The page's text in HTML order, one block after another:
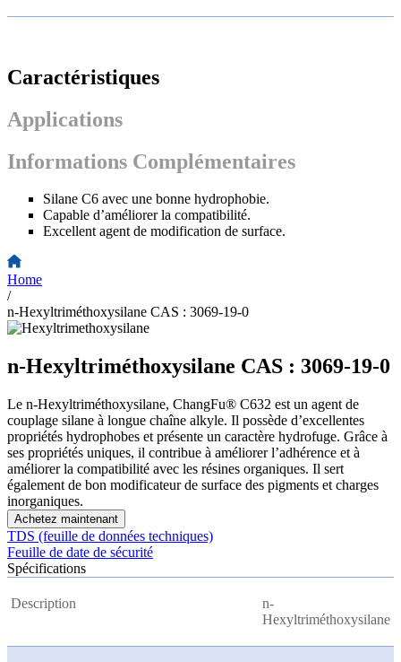
Caractéristiques
Applications
Informations Complémentaires
Silane C6 avec une bonne hydrophobie.
Capable d’améliorer la compatibilité.
Excellent agent de modification de surface.
Home
/
n-Hexyltriméthoxysilane CAS : 3069-19-0
n-Hexyltriméthoxysilane CAS : 3069-19-0
Le n-Hexyltriméthoxysilane, ChangFu® C632 est un agent de
couplage silane à longue chaîne alkyle. Il possède d’excellentes
propriétés hydrophobes et présente un caractère hydrofuge. Grâce à
ses propriétés uniques, il contribue à améliorer l’adhérence et à
améliorer la compatibilité avec les résines organiques. Il sert
également de bon modificateur de surface des pigments et charges
inorganiques.
Achetez maintenant
TDS (feuille de données techniques)
Feuille de date de sécurité
Spécifications
Description
n-
Hexyltriméthoxysilane